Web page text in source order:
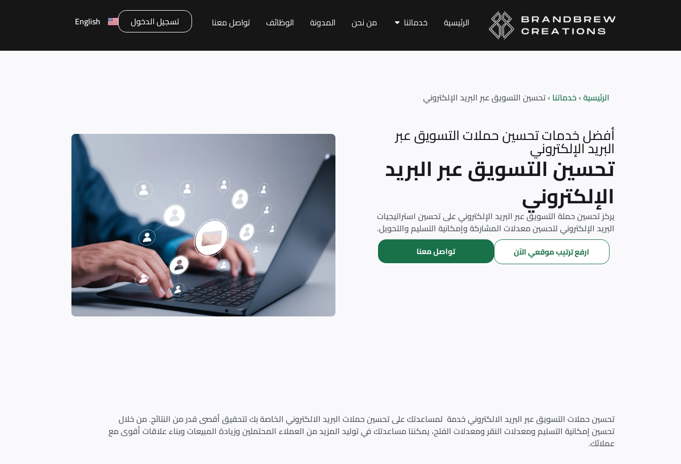
الرئيسية خدماتنا من نحن المدونة الوظائف تواصل معنا تسجيل الدخول English
الرئيسية‹خدماتنا ‹تحسين التسويق عبر البريد الإلكتروني
أفضل خدمات تحسين حملات التسويق عبر
البريد الإلكتروني
تحسين التسويق عبر البريد
الإلكتروني
يركز تحسين حملة التسويق عبر البريد الإلكتروني على تحسين استراتيجيات
البريد الإلكتروني لتحسين معدلات المشاركة وإمكانية التسليم والتحويل.
ارفع ترتيب موقعي الآن تواصل معنا
تحسين حملات التسويق عبر البريد الالكتروني خدمة لمساعدتك على تحسين حملات البريد الالكتروني الخاصة بك لتحقيق أقصى قدر من النتائج. من خلال
تحسين إمكانية التسليم ومعدلات النقر ومعدلات الفتح، يمكننا مساعدتك في توليد المزيد من العملاء المحتملين وزيادة المبيعات وبناء علاقات أقوى مع
عملائك.